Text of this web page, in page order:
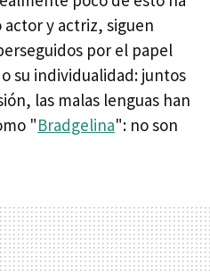
actor y actriz, siguen
por el papel
su individualidad: juntos
las malas lenguas han
"Bradgelina": no son